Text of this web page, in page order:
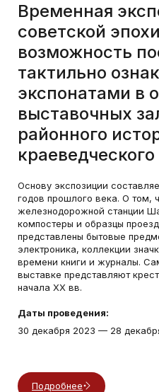
Временная
советской
возможность
тактильно
экспонатами в
выставочных
районного
Основу экспозиции
годов прошлого века. О том,
железнодорожной станции
компостеры и образцы
представлены бытовые
электроника, коллекции
времени книги и журналы.
выставке представляют
начала XX вв.
Даты проведения:
30 декабря 2023 — 28
Подробнее